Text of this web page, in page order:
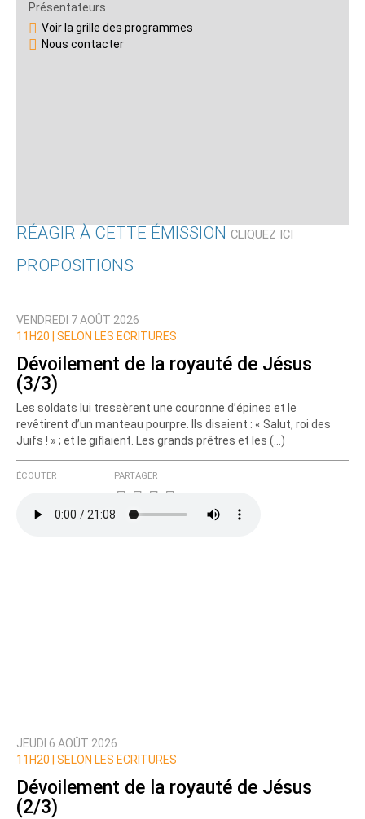
Présentateurs
Voir la grille des programmes
Nous contacter
RÉAGIR À CETTE ÉMISSION CLIQUEZ ICI
Nom
Courriel (non publié)
Ajoutez votre commentaire ici
Texte de votre message
Prévenez-moi de tous les nouveaux commentaires
PROPOSITIONS
VENDREDI 7 AOÛT 2026
11H20 |
SELON LES ECRITURES
Dévoilement de la royauté de Jésus
(3/3)
Les soldats lui tressèrent une couronne d’épines et le
revêtirent d’un manteau pourpre. Ils disaient : « Salut, roi des
Juifs ! » ; et le giflaient. Les grands prêtres et les (…)
ÉCOUTER PARTAGER
JEUDI 6 AOÛT 2026
11H20 |
SELON LES ECRITURES
Dévoilement de la royauté de Jésus
(2/3)